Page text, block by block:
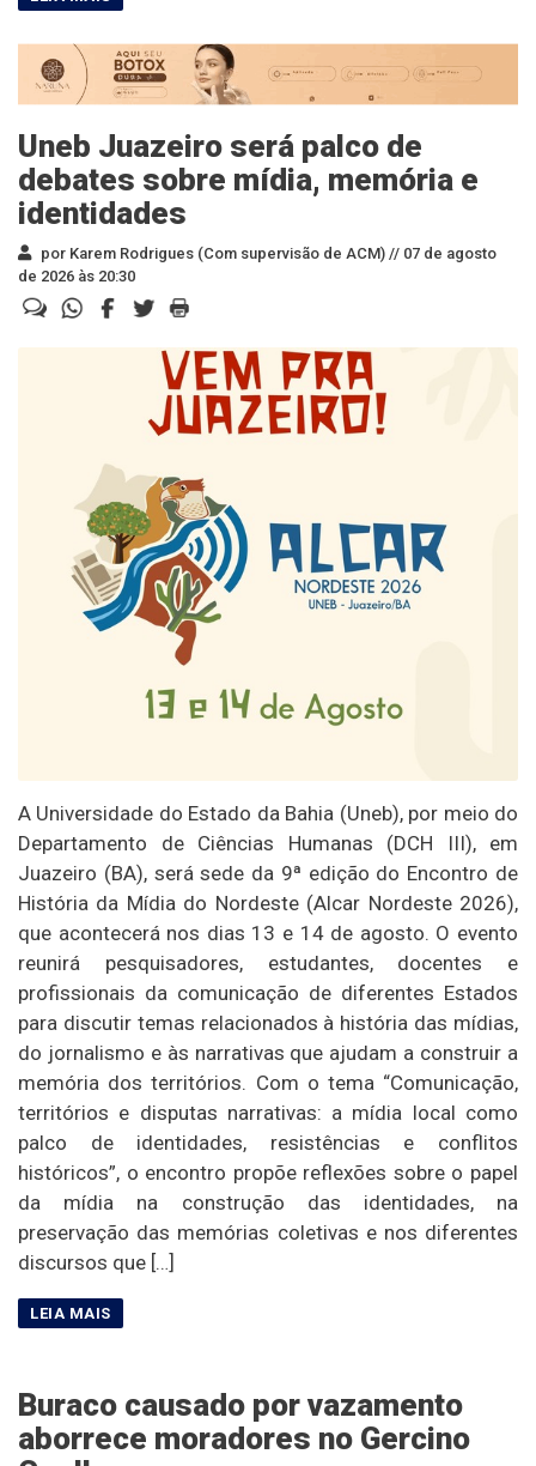
Uneb Juazeiro será palco de
debates sobre mídia, memória e
identidades
por Karem Rodrigues (Com supervisão de ACM) // 07 de agosto
de 2026 às 20:30
A Universidade do Estado da Bahia (Uneb), por meio do
Departamento de Ciências Humanas (DCH III), em
Juazeiro (BA), será sede da 9ª edição do Encontro de
História da Mídia do Nordeste (Alcar Nordeste 2026),
que acontecerá nos dias 13 e 14 de agosto. O evento
reunirá pesquisadores, estudantes, docentes e
profissionais da comunicação de diferentes Estados
para discutir temas relacionados à história das mídias,
do jornalismo e às narrativas que ajudam a construir a
memória dos territórios. Com o tema “Comunicação,
territórios e disputas narrativas: a mídia local como
palco de identidades, resistências e conflitos
históricos”, o encontro propõe reflexões sobre o papel
da mídia na construção das identidades, na
preservação das memórias coletivas e nos diferentes
discursos que […]
Buraco causado por vazamento
aborrece moradores no Gercino